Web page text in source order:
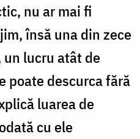
nu ar mai fi
însă una din zece
un lucru atât de
poate descurca fără
luarea de
cu ele